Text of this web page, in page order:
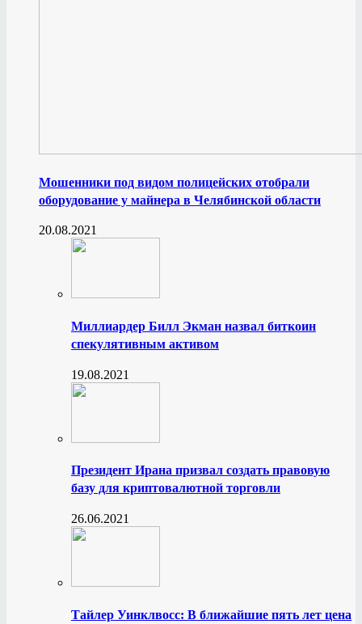
Мошенники под видом полицейских отобрали
оборудование у майнера в Челябинской области
20.08.2021
Миллиардер Билл Экман назвал биткоин
спекулятивным активом
19.08.2021
Президент Ирана призвал создать правовую
базу для криптовалютной торговли
26.06.2021
Тайлер Уинклвосс: В ближайшие пять лет цена